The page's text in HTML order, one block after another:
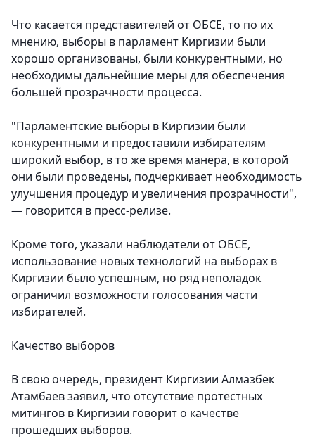
Что касается представителей от ОБСЕ, то по их
мнению, выборы в парламент Киргизии были
хорошо организованы, были конкурентными, но
необходимы дальнейшие меры для обеспечения
большей прозрачности процесса.
"Парламентские выборы в Киргизии были
конкурентными и предоставили избирателям
широкий выбор, в то же время манера, в которой
они были проведены, подчеркивает необходимость
улучшения процедур и увеличения прозрачности",
— говорится в пресс-релизе.
Кроме того, указали наблюдатели от ОБСЕ,
использование новых технологий на выборах в
Киргизии было успешным, но ряд неполадок
ограничил возможности голосования части
избирателей.
Качество выборов
В свою очередь, президент Киргизии Алмазбек
Атамбаев заявил, что отсутствие протестных
митингов в Киргизии говорит о качестве
прошедших выборов.